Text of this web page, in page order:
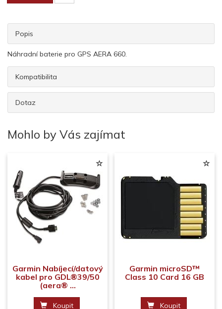
Popis
Náhradní baterie pro GPS AERA 660.
Kompatibilita
Dotaz
Mohlo by Vás zajímat
Garmin Nabíjecí/datový
kabel pro GDL®39/50
(aera® ...
Koupit
Garmin microSD™
Class 10 Card 16 GB
Koupit